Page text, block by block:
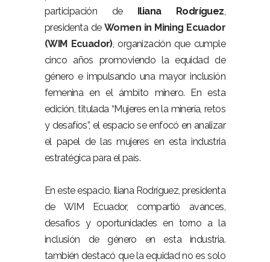
participación de Iliana Rodríguez,
presidenta deWomen in Mining Ecuador
(WIM Ecuador), organización que cumple
cinco años promoviendo la equidad de
género e impulsando una mayor inclusión
femenina en el ámbito minero. En esta
edición, titulada “Mujeres en la minería, retos
y desafíos”, el espacio se enfocó en analizar
el papel de las mujeres en esta industria
estratégica para el país.
En este espacio, Iliana Rodríguez, presidenta
de WIM Ecuador, compartió avances,
desafíos y oportunidades en torno a la
inclusión de género en esta industria.
también destacó que la equidad no es solo